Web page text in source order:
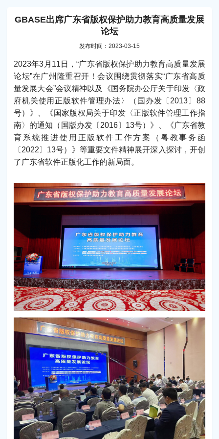
GBASE出席广东省版权保护助力教育高质量发展
论坛
发布时间：2023-03-15
2023年3月11日，“广东省版权保护助力教育高质量发展
论坛”在广州隆重召开！会议围绕贯彻落实“广东省高质
量发展大会”会议精神以及《国务院办公厅关于印发〈政
府机关使用正版软件管理办法〉（国办发〔2013〕88
号）》、《国家版权局关于印发〈正版软件管理工作指
南〉的通知（国版办发〔2016〕13号）》、《广东省教
育系统推进使用正版软件工作方案（粤教事务函
〔2022〕13号）》等重要文件精神展开深入探讨，开创
了广东省软件正版化工作的新局面。